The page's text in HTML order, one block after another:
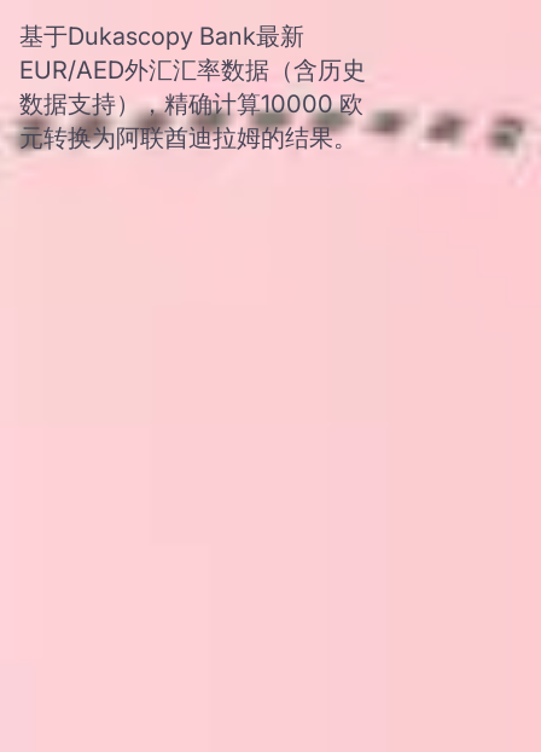
基于Dukascopy Bank最新
EUR/AED外汇汇率数据（含历史
数据支持），精确计算10000 欧
元转换为阿联酋迪拉姆的结果。